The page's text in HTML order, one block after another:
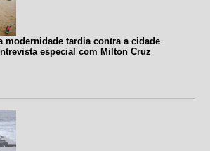
modernidade tardia contra a cidade
especial com Milton Cruz